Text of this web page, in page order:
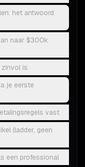
het antwoord
naar $300k
is
je eerste
vast
(ladder, geen
een professional